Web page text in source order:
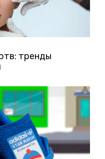
тренды